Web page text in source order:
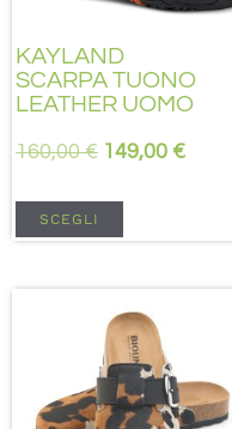
KAYLAND
SCARPA TUONO
LEATHER UOMO
160,00€ 149,00 €
SCEGLI